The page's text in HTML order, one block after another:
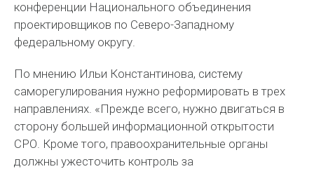
конференции Национального объединения
проектировщиков по Северо-Западному
федеральному округу.
По мнению Ильи Константинова, систему
саморегулирования нужно реформировать в трех
направлениях. «Прежде всего, нужно двигаться в
сторону большей информационной открытости
СРО. Кроме того, правоохранительные органы
должны ужесточить контроль за